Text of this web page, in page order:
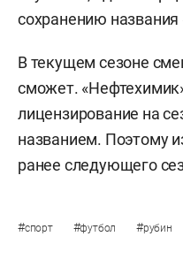
сохранению
В текущем сезоне
сможет.
лицензирование на
названием. Поэтому
ранее следующего
#спорт #футбол #рубин